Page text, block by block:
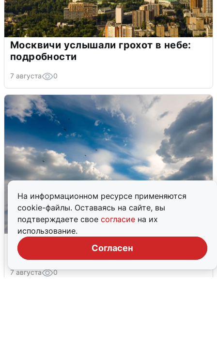
На информационном ресурсе применяются
cookie-файлы. Оставаясь на сайте, вы
подтверждаете свое согласие на их
использование.
Согласен
Москвичи услышали грохот в небе:
подробности
7 августа 0
МЧС ответило на сообщения о
грохоте в Москве
7 августа 0